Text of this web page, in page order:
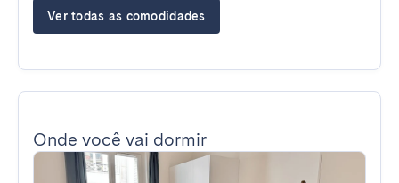
Ver todas as comodidades
Onde você vai dormir